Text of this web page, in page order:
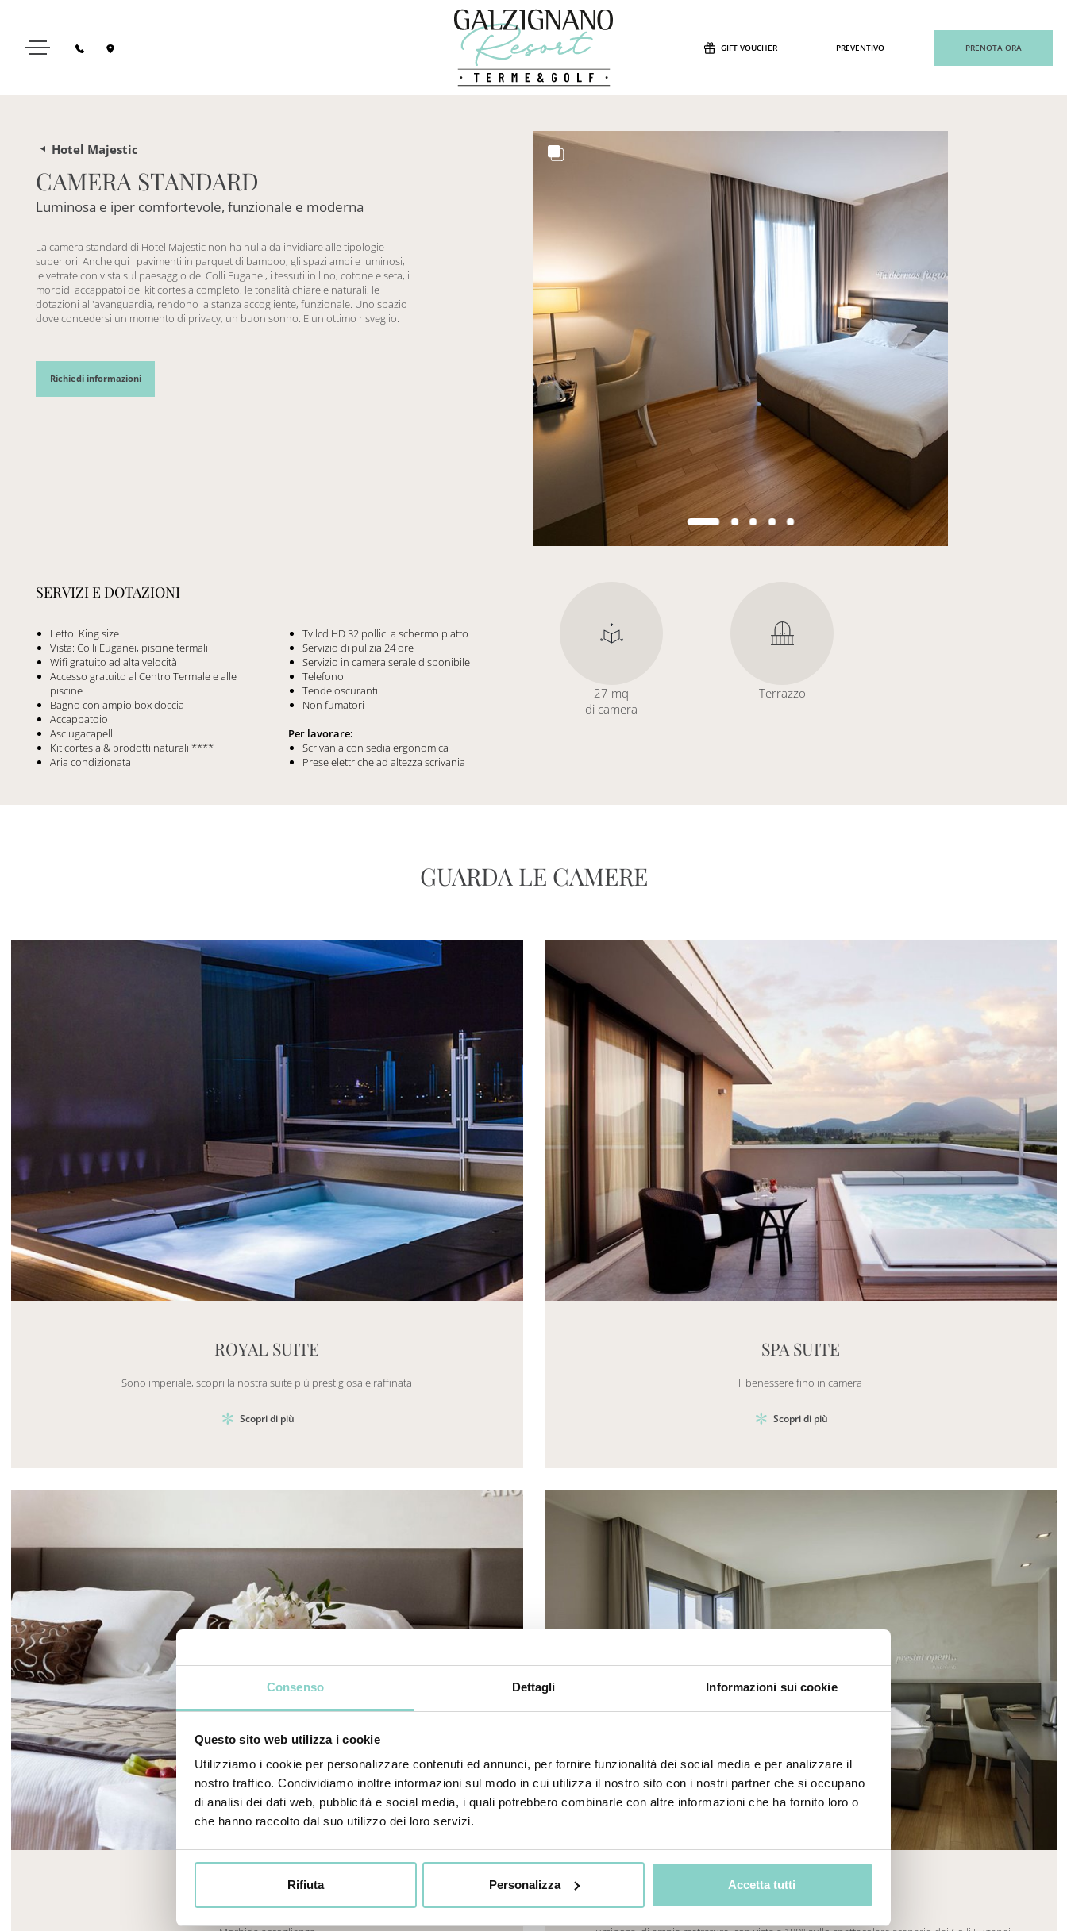
Consenso Dettagli Informazioni sui cookie
Questo sito web utilizza i cookie
Utilizziamo i cookie per personalizzare contenuti ed annunci, per fornire funzionalità dei social media e per analizzare il
nostro traffico. Condividiamo inoltre informazioni sul modo in cui utilizza il nostro sito con i nostri partner che si occupano
di analisi dei dati web, pubblicità e social media, i quali potrebbero combinarle con altre informazioni che ha fornito loro o
che hanno raccolto dal suo utilizzo dei loro servizi.
Rifiuta Personalizza Accetta tutti
GIFT VOUCHER PREVENTIVO PRENOTA ORA
Hotel Majestic
CAMERA STANDARD
Luminosa e iper comfortevole, funzionale e moderna
La camera standard di Hotel Majestic non ha nulla da invidiare alle tipologie
superiori. Anche qui i pavimenti in parquet di bamboo, gli spazi ampi e luminosi,
le vetrate con vista sul paesaggio dei Colli Euganei, i tessuti in lino, cotone e seta, i
morbidi accappatoi del kit cortesia completo, le tonalità chiare e naturali, le
dotazioni all'avanguardia, rendono la stanza accogliente, funzionale. Uno spazio
dove concedersi un momento di privacy, un buon sonno. E un ottimo risveglio.
Richiedi informazioni
SERVIZI E DOTAZIONI
Letto: King size
Vista: Colli Euganei, piscine termali
Wifi gratuito ad alta velocità
Accesso gratuito al Centro Termale e alle
piscine
Bagno con ampio box doccia
Accappatoio
Asciugacapelli
Kit cortesia & prodotti naturali ****
Aria condizionata
Tv lcd HD 32 pollici a schermo piatto
Servizio di pulizia 24 ore
Servizio in camera serale disponibile
Telefono
Tende oscuranti
Non fumatori
Per lavorare:
Scrivania con sedia ergonomica
Prese elettriche ad altezza scrivania
27 mq
di camera
Terrazzo
GUARDA LE CAMERE
Mayhem.MultimediaBuilder`2[System.Collections.Generic.List`1[DataAccessLayer.WSR.PageViewModel],Mayhem.Picture]
ROYAL SUITE
Sono imperiale, scopri la nostra suite più prestigiosa e raffinata
Scopri di più
SPA SUITE
Il benessere fino in camera
Scopri di più
Mayhem.MultimediaBuilder`2[System.Collections.Generic.List`1[DataAccessLayer.WSR.PageViewModel],Mayhem.Picture]